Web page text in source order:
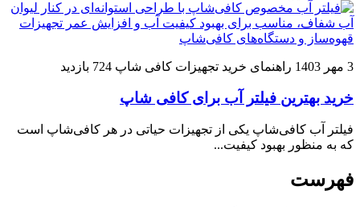
3 مهر 1403 راهنمای خرید تجهیزات کافی شاپ 724 بازدید
خرید بهترین فیلتر آب برای کافی شاپ
فیلتر آب کافی‌شاپ یکی از تجهیزات حیاتی در هر کافی‌شاپ است
که به منظور بهبود کیفیت...
فهرست